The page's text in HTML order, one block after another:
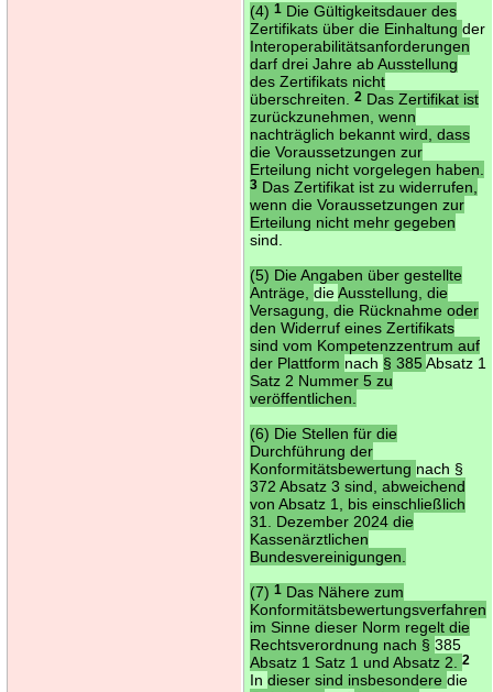
(4)1 Die Gültigkeitsdauer des
Zertifikats über die Einhaltungder
Interoperabilitätsanforderungen
darf drei Jahre ab Ausstellung
des Zertifikats nicht
überschreiten.2 Das Zertifikat ist
zurückzunehmen, wenn
nachträglich bekannt wird, dass
die Voraussetzungen zur
Erteilung nicht vorgelegen haben.
3 Das Zertifikat ist zu widerrufen,
wenn die Voraussetzungen zur
Erteilung nicht mehr gegeben
sind.
(5) Die Angaben über gestellte
Anträge,dieAusstellung, die
Versagung, die Rücknahme oder
den Widerruf eines Zertifikats
sind vom Kompetenzzentrum auf
der Plattform nach § 385Absatz 1
Satz 2 Nummer 5 zu
veröffentlichen.
(6) Die Stellen für die
Durchführung der
Konformitätsbewertung nach §
372 Absatz 3 sind, abweichend
von Absatz 1, bis einschließlich
31. Dezember 2024 die
Kassenärztlichen
Bundesvereinigungen.
(7)1 Das Nähere zum
Konformitätsbewertungsverfahren
im Sinne dieser Norm regelt die
Rechtsverordnung nach §385
Absatz 1 Satz 1 und Absatz 2.2
Indieser sind insbesonderedie